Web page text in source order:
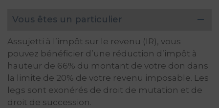
Vous êtes un particulier
Assujetti à l’impôt sur le revenu (IR), vous
pouvez bénéficier d’une réduction d’impôt à
hauteur de 66% du montant de votre don dans
la limite de 20% de votre revenu imposable. Les
legs sont exonérés de droit de mutation et de
droit de succession.